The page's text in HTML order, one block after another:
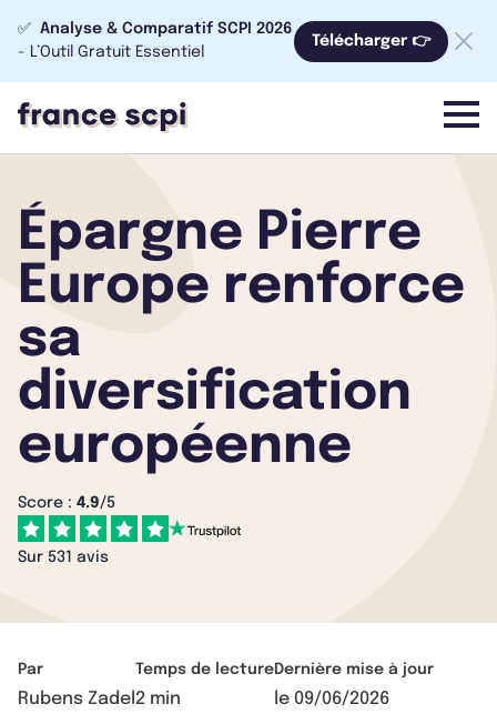
✅ Analyse & Comparatif SCPI 2026
- L’Outil Gratuit Essentiel
Télécharger 👉
menu
Épargne Pierre
Europe renforce
sa
diversification
européenne
Score : 4.9/5
Sur 531 avis
Par
Rubens Zadel
Temps de lecture
2 min
Dernière mise à jour
le 09/06/2026